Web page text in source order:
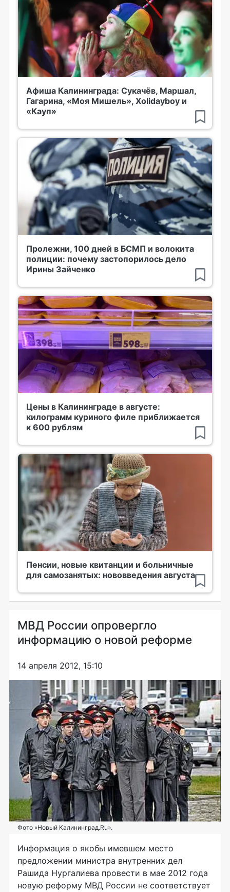
Афиша Калининграда: Сукачёв, Маршал,
Гагарина, «Моя Мишель», Xolidayboy и
«Кауп»
Пролежни, 100 дней в БСМП и волокита
полиции: почему застопорилось дело
Ирины Зайченко
Цены в Калининграде в августе:
килограмм куриного филе приближается
к 600 рублям
Пенсии, новые квитанции и больничные
для самозанятых: нововведения августа
МВД России опровергло
информацию о новой реформе
14 апреля 2012, 15:10
Фото «Новый Калининград.Ru».
Информация о якобы имевшем место
предложении министра внутренних дел
Рашида Нургалиева провести в мае 2012 года
новую реформу МВД России не соответствует